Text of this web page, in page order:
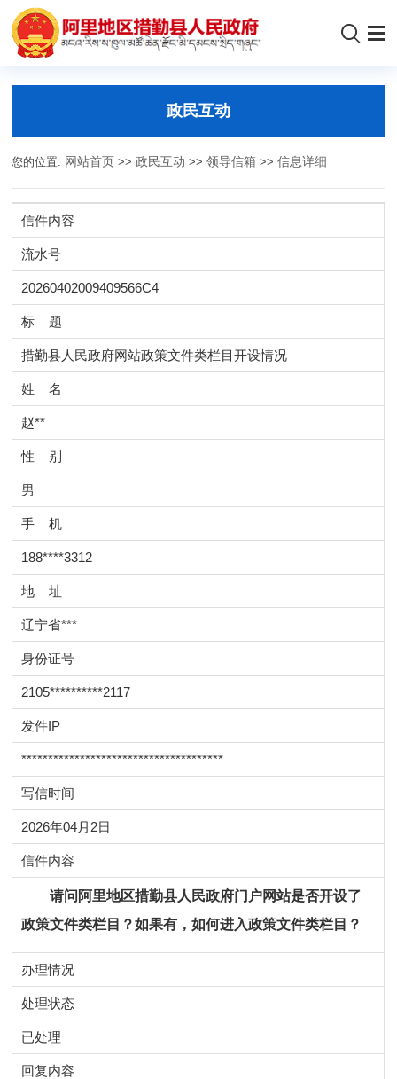
政民互动
您的位置: 网站首页 >>政民互动 >>领导信箱 >>信息详细
信件内容
流水号
20260402009409566C4
标 题
措勤县人民政府网站政策文件类栏目开设情况
姓 名
赵**
性 别
男
手 机
188****3312
地 址
辽宁省***
身份证号
2105**********2117
发件IP
**************************************
写信时间
2026年04月2日
信件内容
请问阿里地区措勤县人民政府门户网站是否开设了
政策文件类栏目？如果有，如何进入政策文件类栏目？
办理情况
处理状态
已处理
回复内容